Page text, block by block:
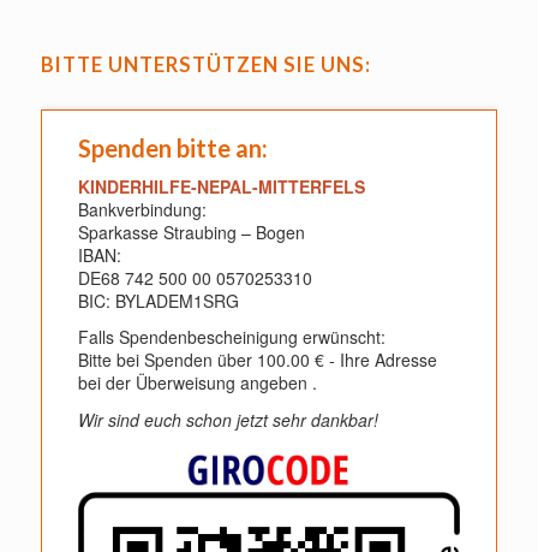
BITTE UNTERSTÜTZEN SIE UNS:
Spenden bitte an:
KINDERHILFE-NEPAL-MITTERFELS
Bankverbindung:
Sparkasse Straubing – Bogen
IBAN:
DE68 742 500 00 0570253310
BIC: BYLADEM1SRG
Falls Spendenbescheinigung erwünscht:
Bitte bei Spenden über 100.00 € - Ihre Adresse
bei der Überweisung angeben .
Wir sind euch schon jetzt sehr dankbar!